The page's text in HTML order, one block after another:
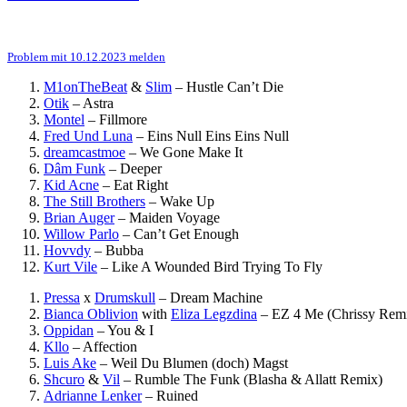
Problem mit 10.12.2023 melden
M1onTheBeat & Slim – Hustle Can’t Die
Otik – Astra
Montel – Fillmore
Fred Und Luna – Eins Null Eins Eins Null
dreamcastmoe – We Gone Make It
Dâm Funk – Deeper
Kid Acne – Eat Right
The Still Brothers – Wake Up
Brian Auger– Maiden Voyage
Willow Parlo – Can’t Get Enough
Hovvdy – Bubba
Kurt Vile – Like A Wounded Bird Trying To Fly
Pressa x Drumskull – Dream Machine
Bianca Oblivion with Eliza Legzdina – EZ 4 Me (Chrissy
Oppidan –You & I
Kllo – Affection
Luis Ake – Weil Du Blumen (doch) Magst
Shcuro & Vil – Rumble The Funk (Blasha & Allatt Remix)
Adrianne Lenker– Ruined